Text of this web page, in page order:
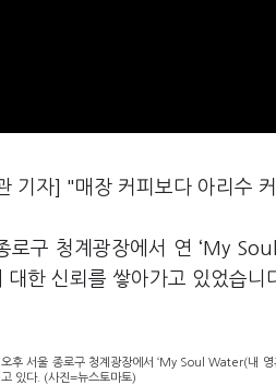
기자] "매장 커피보다 아리수
로구 청계광장에서 연 ‘My
한 신뢰를 쌓아가고 있었습니
후 서울 종로구 청계광장에서 ‘My Soul Water(내
고 있다. (사진=뉴스토마토)